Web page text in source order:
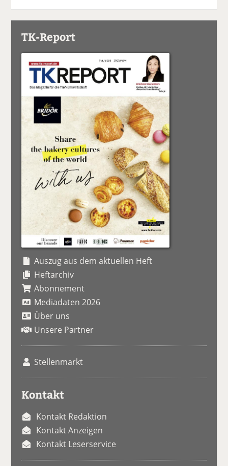
TK-Report
Auszug aus dem aktuellen Heft
Heftarchiv
Abonnement
Mediadaten 2026
Über uns
Unsere Partner
Stellenmarkt
Kontakt
Kontakt Redaktion
Kontakt Anzeigen
Kontakt Leserservice